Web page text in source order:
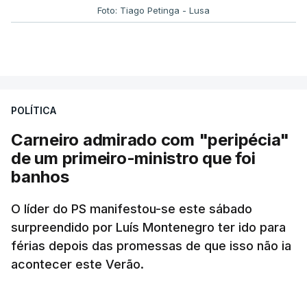
Foto: Tiago Petinga - Lusa
POLÍTICA
Carneiro admirado com "peripécia"
de um primeiro-ministro que foi
banhos
O líder do PS manifestou-se este sábado
surpreendido por Luís Montenegro ter ido para
férias depois das promessas de que isso não ia
acontecer este Verão.